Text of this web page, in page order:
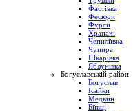
Фастівка
Фесюри
Фурси
Храпачі
Чепиліївка
Чупира
Шкарівка
Яблунівка
Богуславській район
Богуслав
Ісайки
Медвин
Біївці